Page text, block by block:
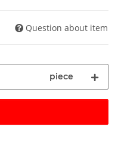
Question about item
piece